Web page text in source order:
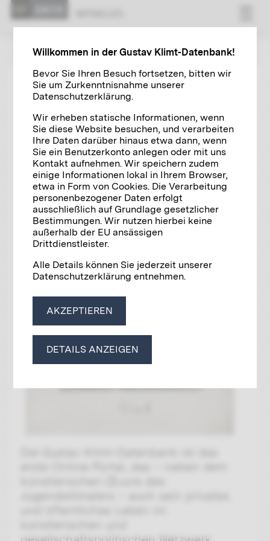
ZUR ÜBERSICHT
21.09.2022 GKDB NEWS
Der Weltkünstler Gustav Klimt ist
online
Willkommen in der Gustav Klimt-Datenbank!
Bevor Sie Ihren Besuch fortsetzen, bitten wir
Sie um Zurkenntnisnahme unserer
Datenschutzerklärung.
Wir erheben statische Informationen, wenn
Sie diese Website besuchen, und verarbeiten
Ihre Daten darüber hinaus etwa dann, wenn
Sie ein Benutzerkonto anlegen oder mit uns
Kontakt aufnehmen. Wir speichern zudem
einige Informationen lokal in Ihrem Browser,
etwa in Form von Cookies. Die Verarbeitung
personenbezogener Daten erfolgt
ausschließlich auf Grundlage gesetzlicher
Bestimmungen. Wir nutzen hierbei keine
außerhalb der EU ansässigen
Drittdienstleister.
Alle Details können Sie jederzeit unserer
Datenschutzerklärung entnehmen.
AKZEPTIEREN
DETAILS ANZEIGEN